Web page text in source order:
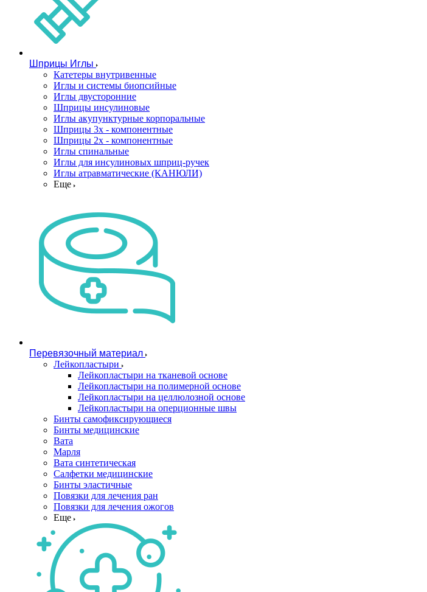
Шприцы Иглы
Катетеры внутривенные
Иглы и системы биопсийные
Иглы двусторонние
Шприцы инсулиновые
Иглы акупунктурные корпоральные
Шприцы 3х - компонентные
Шприцы 2х - компонентные
Иглы спинальные
Иглы для инсулиновых шприц-ручек
Иглы атравматические (КАНЮЛИ)
Еще
Перевязочный материал
Лейкопластыри
Лейкопластыри на тканевой основе
Лейкопластыри на полимерной основе
Лейкопластыри на целлюлозной основе
Лейкопластыри на оперционные швы
Бинты самофиксирующиеся
Бинты медицинские
Вата
Марля
Вата синтетическая
Салфетки медицинские
Бинты эластичные
Повязки для лечения ран
Повязки для лечения ожогов
Еще